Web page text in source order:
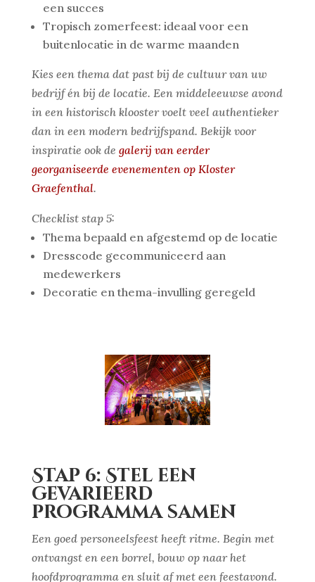
een succes
Tropisch zomerfeest: ideaal voor een
buitenlocatie in de warme maanden
Kies een thema dat past bij de cultuur van uw
bedrijf én bij de locatie. Een middeleeuwse avond
in een historisch klooster voelt veel authentieker
dan in een modern bedrijfspand. Bekijk voor
inspiratie ook de galerij van eerder
georganiseerde evenementen op Kloster
Graefenthal.
Checklist stap 5:
Thema bepaald en afgestemd op de locatie
Dresscode gecommuniceerd aan
medewerkers
Decoratie en thema-invulling geregeld
Stap 6: Stel een
gevarieerd
programma samen
Een goed personeelsfeest heeft ritme. Begin met
ontvangst en een borrel, bouw op naar het
hoofdprogramma en sluit af met een feestavond.